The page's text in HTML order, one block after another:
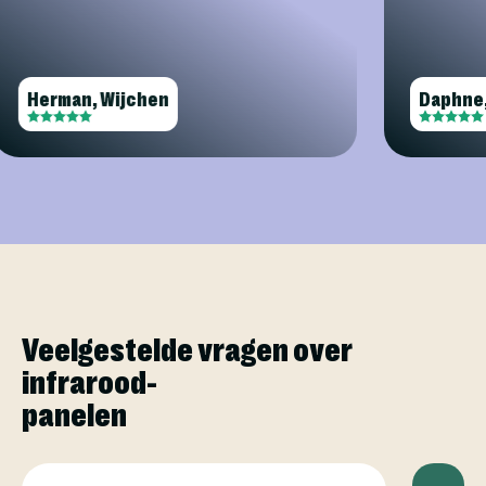
Herman, Wijchen
Veelgestelde vragen over
infrarood-
panelen